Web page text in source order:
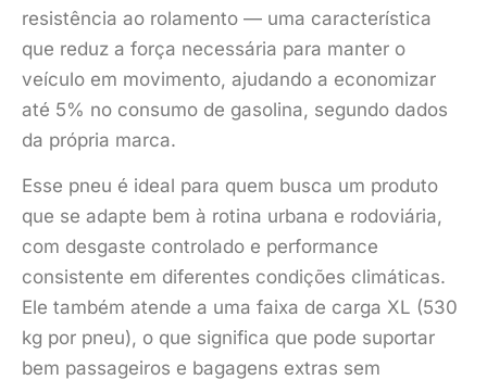
resistência ao rolamento — uma característica
que reduz a força necessária para manter o
veículo em movimento, ajudando a economizar
até 5% no consumo de gasolina, segundo dados
da própria marca.
Esse pneu é ideal para quem busca um produto
que se adapte bem à rotina urbana e rodoviária,
com desgaste controlado e performance
consistente em diferentes condições climáticas.
Ele também atende a uma faixa de carga XL (530
kg por pneu), o que significa que pode suportar
bem passageiros e bagagens extras sem